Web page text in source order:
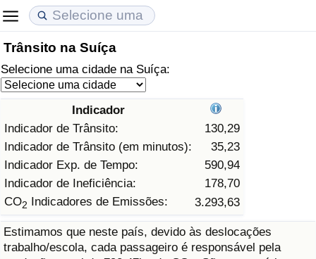
Trânsito na Suíça
Selecione uma cidade na Suíça:
Indicador
Indicador de Trânsito:
130,29
Indicador de Trânsito (em minutos):
35,23
Indicador Exp. de Tempo:
590,94
Indicador de Ineficiência:
178,70
CO2 Indicadores de Emissões: 3.293,63
Estimamos que neste país, devido às deslocações
trabalho/escola, cada passageiro é responsável pela
Custo de Vida
Indicador de Custo de Vida (Atual)
Indicador de Custo de Vida
Indicador de Custo de Vida Por País
em Aqaba
Preços de Imóveis
Indicador de Preços de Imóveis (Atual)
Indicador de Preços de Imóveis
Indicador de Preços de Imóveis por País
Qualidade de Vida
Indicador de Qualidade de Vida
Indicador de Qualidade de Vida (Atual)
Índice de qualidade de vida por país
Crime
Taxa do Indicador de Crime (Atual)